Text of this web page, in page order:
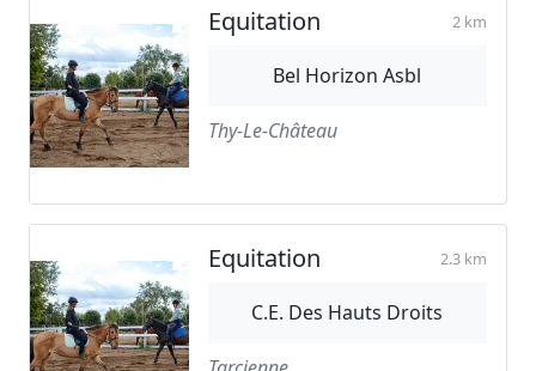
Equitation 2 km
Bel Horizon Asbl
Thy-Le-Château
Equitation 2.3 km
C.E. Des Hauts Droits